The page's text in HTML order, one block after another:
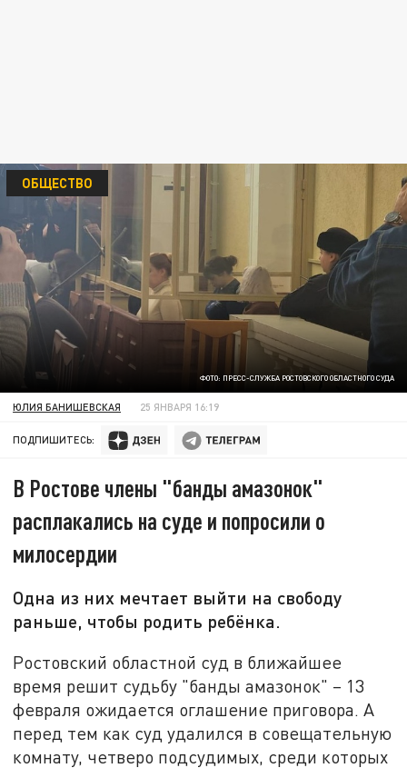
ФОТО: ПРЕСС-СЛУЖБА РОСТОВСКОГО ОБЛАСТНОГО СУДА
ОБЩЕСТВО
ЮЛИЯ БАНИШЕВСКАЯ 25 ЯНВАРЯ 16:19
ПОДПИШИТЕСЬ:
В Ростове члены "банды амазонок"
расплакались на суде и попросили о
милосердии
Одна из них мечтает выйти на свободу
раньше, чтобы родить ребёнка.
Ростовский областной суд в ближайшее
время решит судьбу "банды амазонок" – 13
февраля ожидается оглашение приговора. А
перед тем как суд удалился в совещательную
комнату, четверо подсудимых, среди которых